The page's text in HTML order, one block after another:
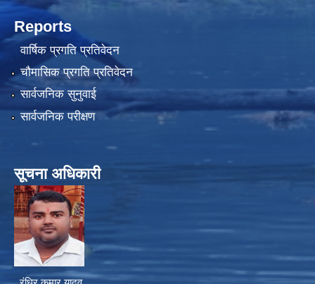
Reports
वार्षिक प्रगति प्रतिवेदन
चौमासिक प्रगति प्रतिवेदन
सार्वजनिक सुनुवाई
सार्वजनिक परीक्षण
सूचना अधिकारी